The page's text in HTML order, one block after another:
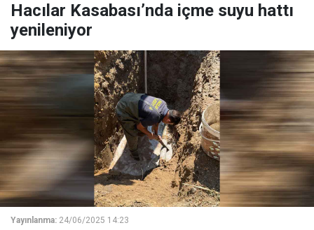
Hacılar Kasabası’nda içme suyu hattı
yenileniyor
Yayınlanma: 24/06/2025 14:23